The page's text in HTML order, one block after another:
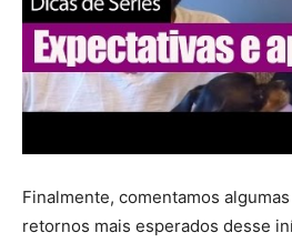
Finalmente, comentamos
retornos mais esperados desse